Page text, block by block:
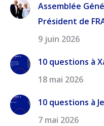
Assemblée
Président de
9 juin 2026
10 questions à
18 mai 2026
10 questions à
7 mai 2026